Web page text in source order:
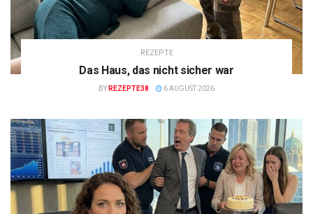
REZEPTE
Das Haus, das nicht sicher war
BY REZEPTE38 6 AUGUST 2026